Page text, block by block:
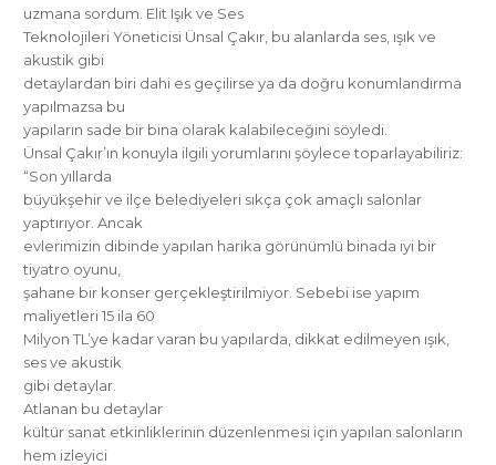
uzmana sordum. Elit Işık ve Ses
Teknolojileri Yöneticisi Ünsal Çakır, bu alanlarda ses, ışık ve
akustik gibi
detaylardan biri dahi es geçilirse ya da doğru konumlandırma
yapılmazsa bu
yapıların sade bir bina olarak kalabileceğini söyledi.
Ünsal Çakır’ın konuyla ilgili yorumlarını şöylece toparlayabiliriz:
“Son yıllarda
büyükşehir ve ilçe belediyeleri sıkça çok amaçlı salonlar
yaptırıyor. Ancak
evlerimizin dibinde yapılan harika görünümlü binada iyi bir
tiyatro oyunu,
şahane bir konser gerçekleştirilmiyor. Sebebi ise yapım
maliyetleri 15 ila 60
Milyon TL’ye kadar varan bu yapılarda, dikkat edilmeyen ışık,
ses ve akustik
gibi detaylar.
Atlanan bu detaylar
kültür sanat etkinliklerinin düzenlenmesi için yapılan salonların
hem izleyici